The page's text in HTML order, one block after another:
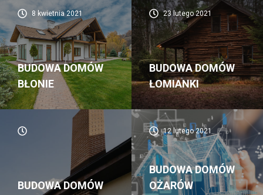
8 kwietnia 2021
BUDOWA DOMÓW
BŁONIE
23 lutego 2021
BUDOWA DOMÓW
ŁOMIANKI
BUDOWA DOMÓW
12 lutego 2021
BUDOWA DOMÓW
OŻARÓW